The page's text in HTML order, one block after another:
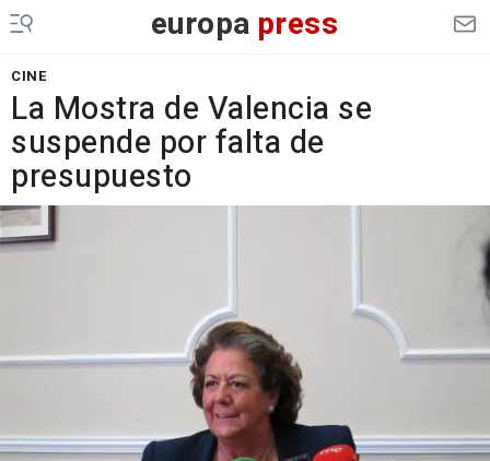
europa press
CINE
La Mostra de Valencia se
suspende por falta de
presupuesto